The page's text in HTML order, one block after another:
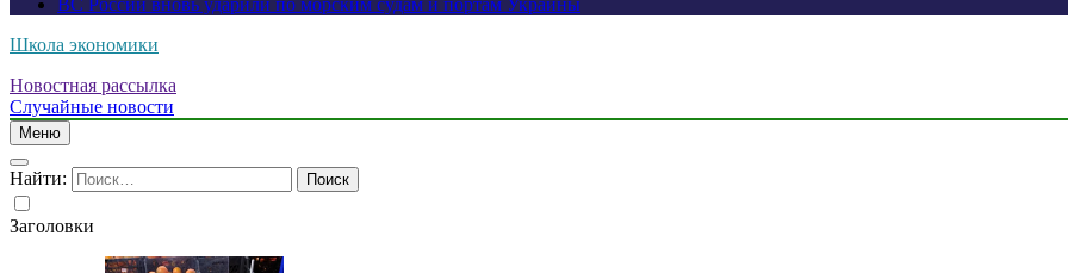
ВС России вновь ударили по морским судам и портам Украины
Школа экономики
Новостная рассылка
Случайные новости
Меню
Найти:
Заголовки